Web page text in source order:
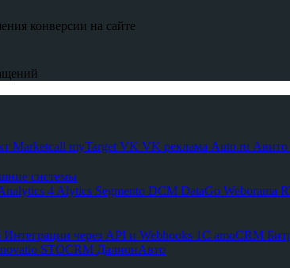
конверсии на сайте
Marketcall myTarget VK VK реклама Auto.ru Авито
системы
4 Alytics Segmento DCM DataGo Weborama
Интеграции через API и Webhooks 1С amoCRM
STOCRM ДалионАвто